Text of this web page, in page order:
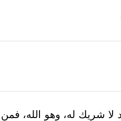
شريك له، وهو الله،